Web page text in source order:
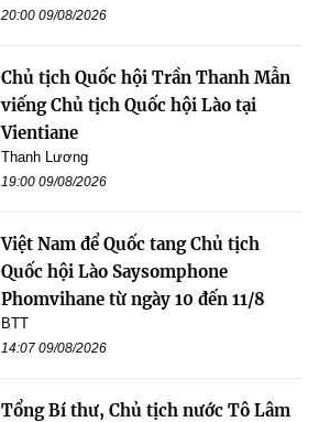
20:00 09/08/2026
Chủ tịch Quốc hội Trần Thanh Mẫn
viếng Chủ tịch Quốc hội Lào tại
Vientiane
Thanh Lương
19:00 09/08/2026
Việt Nam để Quốc tang Chủ tịch
Quốc hội Lào Saysomphone
Phomvihane từ ngày 10 đến 11/8
BTT
14:07 09/08/2026
Tổng Bí thư, Chủ tịch nước Tô Lâm